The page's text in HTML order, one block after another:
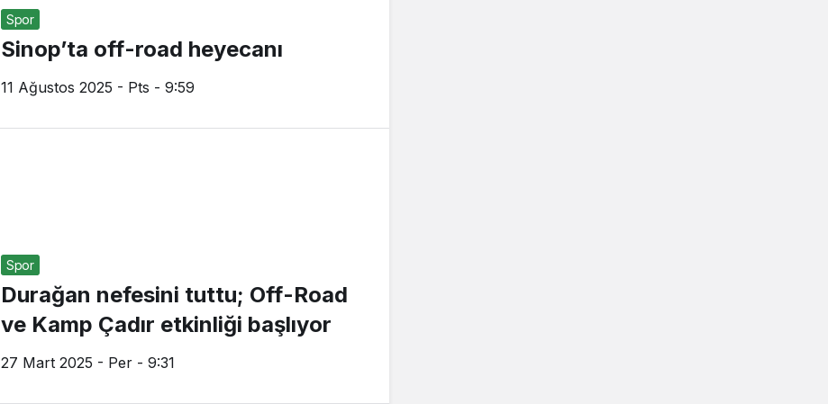
Spor
Sinop’ta off-road heyecanı
11 Ağustos 2025 - Pts - 9:59
Spor
Durağan nefesini tuttu; Off-Road
ve Kamp Çadır etkinliği başlıyor
27 Mart 2025 - Per - 9:31